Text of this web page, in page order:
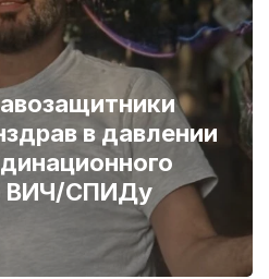
в давлении
ВИЧ/СПИДу